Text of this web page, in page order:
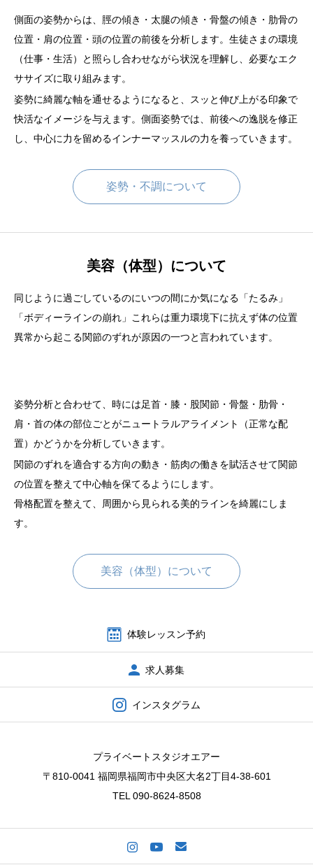
側面の姿勢からは、脛の傾き・太腿の傾き・骨盤の傾き・肋骨の
位置・肩の位置・頭の位置の前後を分析します。生徒さまの環境
（仕事・生活）と照らし合わせながら状況を理解し、必要なエク
ササイズに取り組みます。
姿勢に綺麗な軸を通せるようになると、スッと伸び上がる印象で
快活なイメージを与えます。側面姿勢では、前後への逸脱を修正
し、中心に力を留めるインナーマッスルの力を養っていきます。
姿勢・不調について
美容（体型）について
同じように過ごしているのにいつの間にか気になる「たるみ」
「ボディーラインの崩れ」これらは重力環境下に抗えず体の位置
異常から起こる関節のずれが原因の一つと言われています。
姿勢分析と合わせて、時には足首・膝・股関節・骨盤・肋骨・
肩・首の体の部位ごとがニュートラルアライメント（正常な配
置）かどうかを分析していきます。
関節のずれを適合する方向の動き・筋肉の働きを賦活させて関節
の位置を整えて中心軸を保てるようにします。
骨格配置を整えて、周囲から見られる美的ラインを綺麗にしま
す。
美容（体型）について
体験レッスン予約
求人募集
インスタグラム
プライベートスタジオエアー
〒810-0041 福岡県福岡市中央区大名2丁目4-38-601
TEL 090-8624-8508
ブログ